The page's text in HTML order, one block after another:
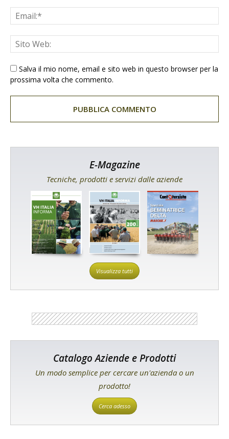
Salva il mio nome, email e sito web in questo browser per la
prossima volta che commento.
E-Magazine
Tecniche, prodotti e servizi dalle aziende
Visualizza tutti
Catalogo Aziende e Prodotti
Un modo semplice per cercare un'azienda o un
prodotto!
Cerca adesso